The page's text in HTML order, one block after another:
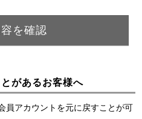
があるお客様へ
員アカウントを元に戻すことが可